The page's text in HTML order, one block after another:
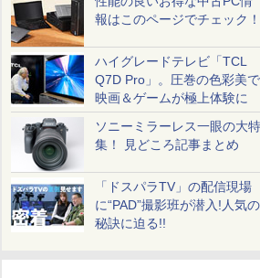
報はこのページでチェック！
ハイグレードテレビ「TCL
Q7D Pro」。圧巻の色彩美で
映画＆ゲームが極上体験に
ソニーミラーレス一眼の大特
集！ 見どころ記事まとめ
「ドスパラTV」の配信現場
に“PAD”撮影班が潜入!人気の
秘訣に迫る!!